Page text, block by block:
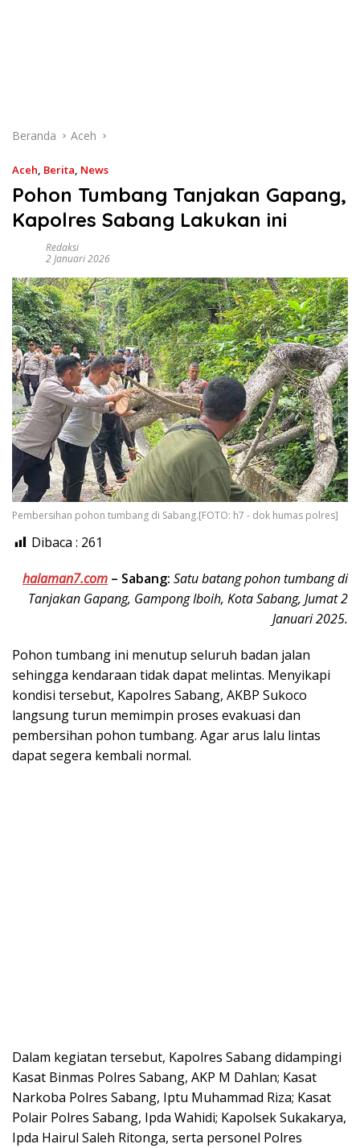
Beranda Aceh
Aceh, Berita, News
Pohon Tumbang Tanjakan Gapang,
Kapolres Sabang Lakukan ini
Redaksi
2 Januari 2026
Pembersihan pohon tumbang di Sabang.[FOTO: h7 - dok humas polres]
Dibaca : 261
halaman7.com – Sabang: Satu batang pohon tumbang di
Tanjakan Gapang, Gampong Iboih, Kota Sabang, Jumat 2
Januari 2025.
Pohon tumbang ini menutup seluruh badan jalan
sehingga kendaraan tidak dapat melintas. Menyikapi
kondisi tersebut, Kapolres Sabang, AKBP Sukoco
langsung turun memimpin proses evakuasi dan
pembersihan pohon tumbang. Agar arus lalu lintas
dapat segera kembali normal.
Dalam kegiatan tersebut, Kapolres Sabang didampingi
Kasat Binmas Polres Sabang, AKP M Dahlan; Kasat
Narkoba Polres Sabang, Iptu Muhammad Riza; Kasat
Polair Polres Sabang, Ipda Wahidi; Kapolsek Sukakarya,
Ipda Hairul Saleh Ritonga, serta personel Polres